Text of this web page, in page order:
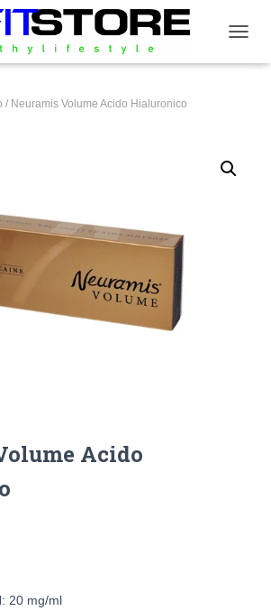
/ Neuramis Volume Acido Hialuronico
Acido
20 mg/ml